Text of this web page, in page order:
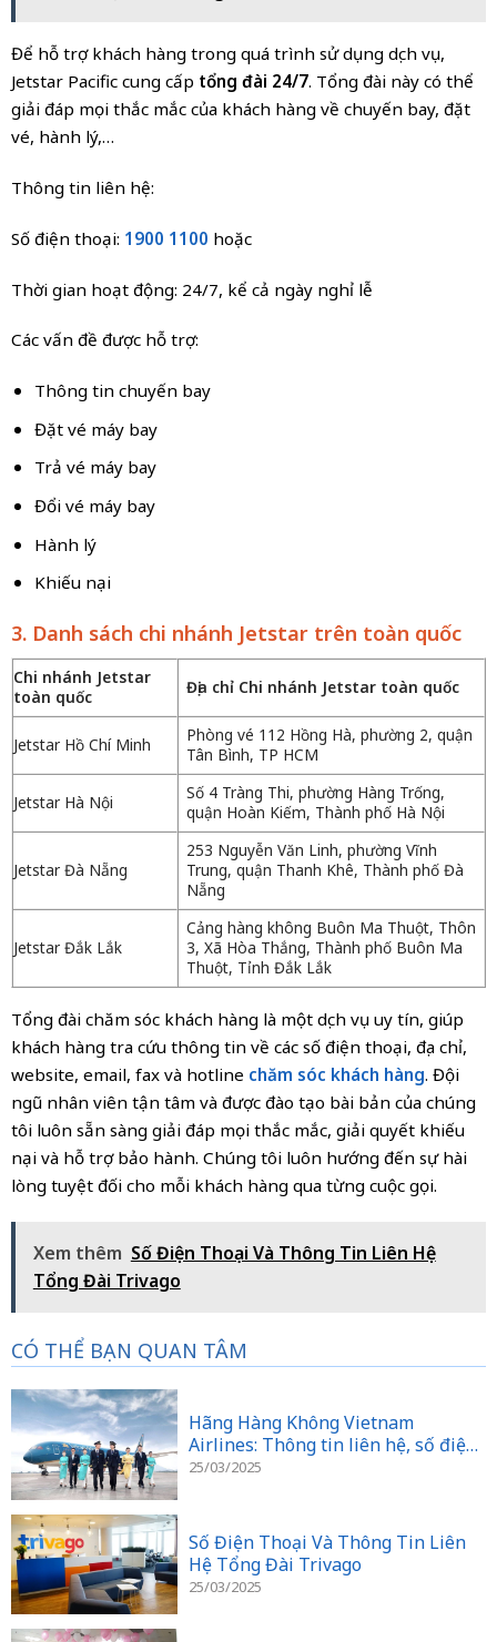
Để hỗ trợ khách hàng trong quá trình sử dụng dịch vụ,
Jetstar Pacific cung cấp tổng đài 24/7. Tổng đài này có thể
giải đáp mọi thắc mắc của khách hàng về chuyến bay, đặt
vé, hành lý,…
Thông tin liên hệ:
Số điện thoại: 1900 1100 hoặc
Thời gian hoạt động: 24/7, kể cả ngày nghỉ lễ
Các vấn đề được hỗ trợ:
Thông tin chuyến bay
Đặt vé máy bay
Trả vé máy bay
Đổi vé máy bay
Hành lý
Khiếu nại
3. Danh sách chi nhánh Jetstar trên toàn quốc
Chi nhánh Jetstar
toàn quốc
Địa chỉ Chi nhánh Jetstar toàn quốc
Jetstar Hồ Chí Minh
Phòng vé 112 Hồng Hà, phường 2, quận
Tân Bình, TP HCM
Jetstar Hà Nội
Số 4 Tràng Thi, phường Hàng Trống,
quận Hoàn Kiếm, Thành phố Hà Nội
Jetstar Đà Nẵng
253 Nguyễn Văn Linh, phường Vĩnh
Trung, quận Thanh Khê, Thành phố Đà
Nẵng
Jetstar Đắk Lắk
Cảng hàng không Buôn Ma Thuột, Thôn
3, Xã Hòa Thắng, Thành phố Buôn Ma
Thuột, Tỉnh Đắk Lắk
Tổng đài chăm sóc khách hàng là một dịch vụ uy tín, giúp
khách hàng tra cứu thông tin về các số điện thoại, địa chỉ,
website, email, fax và hotline chăm sóc khách hàng. Đội
ngũ nhân viên tận tâm và được đào tạo bài bản của chúng
tôi luôn sẵn sàng giải đáp mọi thắc mắc, giải quyết khiếu
nại và hỗ trợ bảo hành. Chúng tôi luôn hướng đến sự hài
lòng tuyệt đối cho mỗi khách hàng qua từng cuộc gọi.
Xem thêm Số Điện Thoại Và Thông Tin Liên Hệ
Tổng Đài Trivago
CÓ THỂ BẠN QUAN TÂM
Hãng Hàng Không Vietnam
Airlines: Thông tin liên hệ, số điện
thoại, địa chỉ
25/03/2025
Số Điện Thoại Và Thông Tin Liên
Hệ Tổng Đài Trivago
25/03/2025